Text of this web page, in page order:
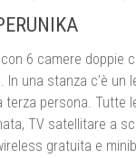
6 camere doppie
In una stanza c’è un
terza persona. Tutte
TV satellitare a
gratuita e